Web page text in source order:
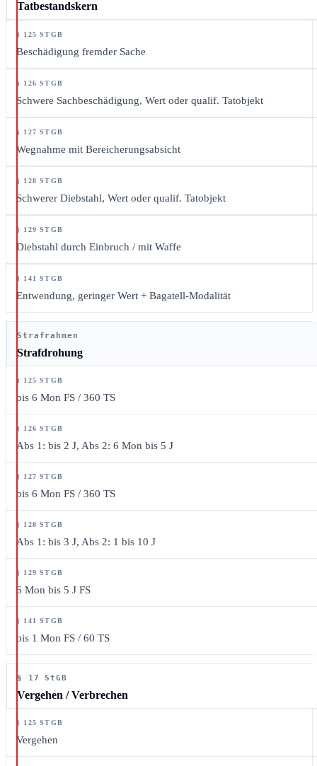
Tatbestandskern
Beschädigung fremder Sache
Schwere Sachbeschädigung, Wert oder qualif. Tatobjekt
Wegnahme mit Bereicherungsabsicht
Schwerer Diebstahl, Wert oder qualif. Tatobjekt
Diebstahl durch Einbruch / mit Waffe
Entwendung, geringer Wert + Bagatell-Modalität
Strafrahmen
Strafdrohung
bis 6 Mon FS / 360 TS
Abs 1: bis 2 J, Abs 2: 6 Mon bis 5 J
bis 6 Mon FS / 360 TS
Abs 1: bis 3 J, Abs 2: 1 bis 10 J
6 Mon bis 5 J FS
bis 1 Mon FS / 60 TS
§ 17 StGB
Vergehen / Verbrechen
Vergehen